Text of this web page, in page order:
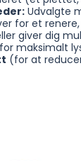
Udvalgte
for et
giver dig
maksimalt
(for at